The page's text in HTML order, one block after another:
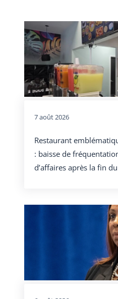
7 août 2026
Restaurant
: baisse de
d’affaires après la fin